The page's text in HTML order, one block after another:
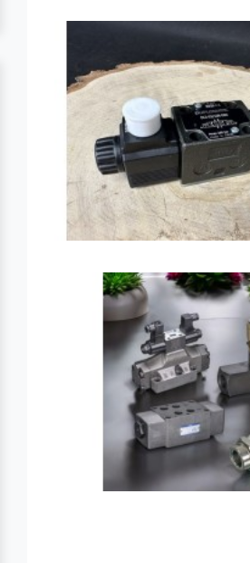
ALLES, WAS SIE ÜBER 4-
HYDRAULIKSTEUERVENTILE
WISSEN MÜSSEN
Hydrauliksteuerventil ist ein
entscheidendes Bauteil in
Hydrauliksystemen. Es steuert den